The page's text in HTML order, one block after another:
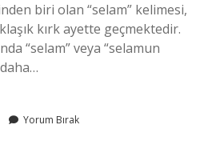
biri olan “selam” kelimesi,
kırk ayette geçmektedir.
“selam” veya “selamun
Yorum Bırak